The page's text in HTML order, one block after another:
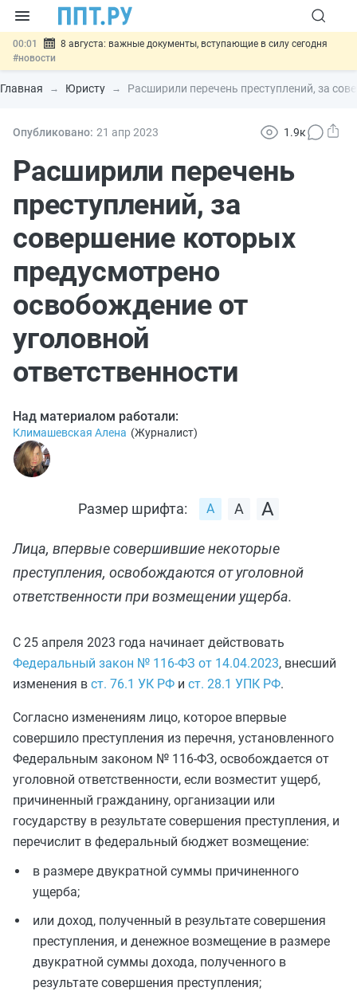
00:01
8 августа: важные документы, вступающие в силу сегодня
#новости
07.08 Подписан закон о блокировке продажи опасных товаров через
«Честный знак»#новости
07.08 Госпошлину за устранение ошибок в документах предлагают
07.08
отношений
#новости
Главная Юристу Расширили перечень преступлений, за
Опубликовано: 21 апр 2023 1.9к
Расширили перечень
преступлений, за
совершение которых
предусмотрено
освобождение от
уголовной
ответственности
Над материалом работали:
Климашевская Алена (Журналист)
Размер шрифта:
Лица, впервые совершившие некоторые
преступления, освобождаются от уголовной
ответственности при возмещении ущерба.
С 25 апреля 2023 года начинает действовать
Федеральный закон № 116-ФЗ от 14.04.2023, внесший
изменения в ст. 76.1 УК РФ и ст. 28.1 УПК РФ.
Согласно изменениям лицо, которое впервые
совершило преступления из перечня, установленного
Федеральным законом № 116-ФЗ, освобождается от
уголовной ответственности, если возместит ущерб,
причиненный гражданину, организации или
государству в результате совершения преступления, и
перечислит в федеральный бюджет возмещение:
в размере двукратной суммы причиненного
ущерба;
или доход, полученный в результате совершения
преступления, и денежное возмещение в размере
двукратной суммы дохода, полученного в
результате совершения преступления;